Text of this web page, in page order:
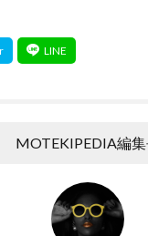
MOTEKIPEDIA編